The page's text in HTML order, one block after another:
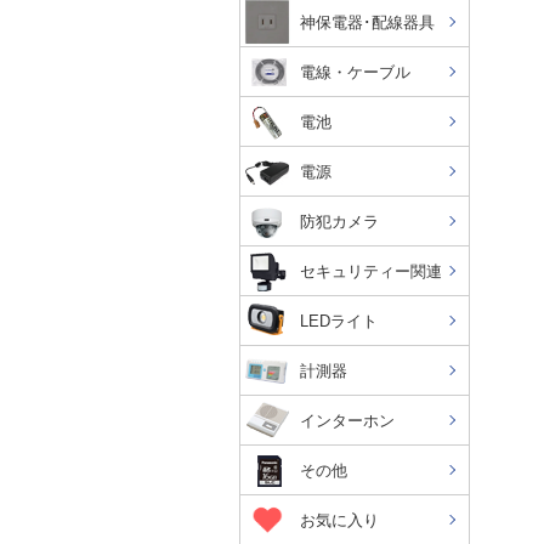
神保電器･配線器具
電線・ケーブル
電池
電源
防犯カメラ
セキュリティー関連
LEDライト
計測器
インターホン
その他
お気に入り